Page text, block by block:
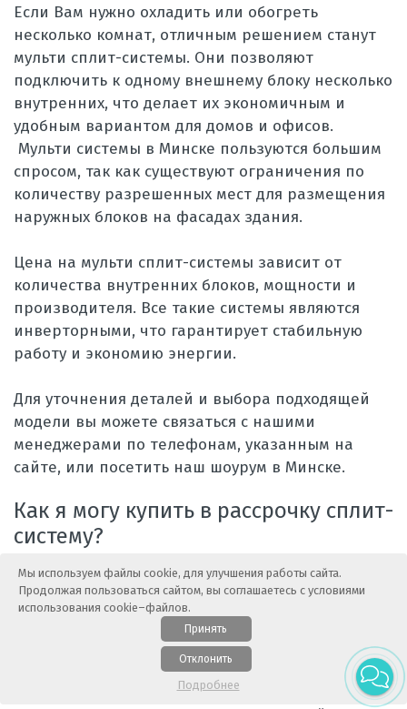
Если Вам нужно охладить или обогреть
несколько комнат, отличным решением станут
мульти сплит-системы. Они позволяют
подключить к одному внешнему блоку несколько
внутренних, что делает их экономичным и
удобным вариантом для домов и офисов.
Мульти системы в Минске пользуются большим
спросом, так как существуют ограничения по
количеству разрешенных мест для размещения
наружных блоков на фасадах здания.
Цена на мульти сплит-системы зависит от
количества внутренних блоков, мощности и
производителя. Все такие системы являются
инверторными, что гарантирует стабильную
работу и экономию энергии.
Для уточнения деталей и выбора подходящей
модели вы можете связаться с нашими
менеджерами по телефонам, указанным на
сайте, или посетить наш шоурум в Минске.
Как я могу купить в рассрочку сплит-
систему?
Отличное решение, позволяющее получить
товар или услугу сразу, а оплачивать её
постепенно. У нас есть возможность онлайн
оформления рассрочки от 3-х до 12 мес. без
внесения первоначального взноса и
переплаты. Сумма делится на равные доли.
Мы используем файлы cookie, для улучшения работы сайта.
Продолжая пользоваться сайтом, вы соглашаетесь с условиями
использования cookie–файлов.
Принять
Отклонить
Подробнее